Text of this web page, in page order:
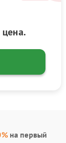
на первый